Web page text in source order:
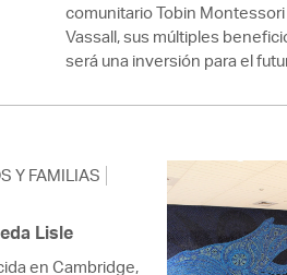
comunitario Tobin
Vassall, sus múltiples
será una inversión para el
Y FAMILIAS
Lisle
en Cambridge,